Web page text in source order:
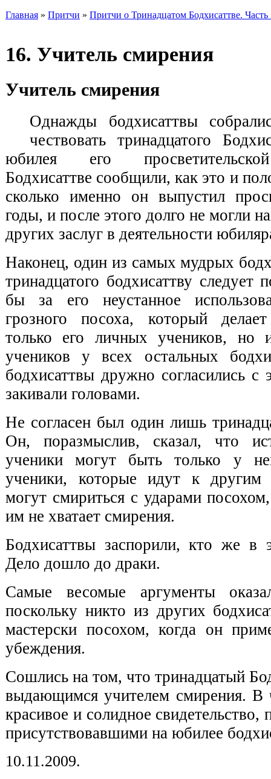
Главная » Притчи » Притчи о Тринадцатом Бодхисаттве. Часть
16. Учитель смирения
Учитель смирения
Однажды бодхисаттвы
чествовать тринадцатого
юбилея его
Бодхисаттве сообщили, как это и
сколько именно он выпустил
годы, и после этого долго не могли
других заслуг в деятельности
Наконец, один из самых мудрых
тринадцатого бодхисаттву следует
бы за его неустанное
грозного посоха, который
только его личных учеников, но
учеников у всех остальных
бодхисаттвы дружно согласились с
закивали головами.
Не согласен был один лишь
Он, поразмыслив, сказал, что
ученики могут быть только у
ученики, которые идут к другим
могут смириться с ударами
им не хватает смирения.
Бодхисаттвы заспорили, кто же в
Дело дошло до драки.
Самые весомые аргументы
поскольку никто из других
мастерски посохом, когда он
убеждения.
Сошлись на том, что тринадцатый
выдающимся учителем смирения.
красивое и солидное свидетельство,
присутствовавшими на юбилее
10.11.2009.